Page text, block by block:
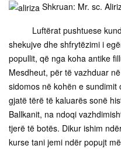
Shkruan: Mr. sc.
Luftërat pushtuese
shekujve dhe shfrytëzimi i
popullit, që nga koha antike
Mesdheut, për të vazhduar
sidomos në kohën e
gjatë tërë të kaluarës sonë
Ballkanit, na ndoqi
tjerë të botës. Dikur ishim
kurse tani jemi ndër popujt